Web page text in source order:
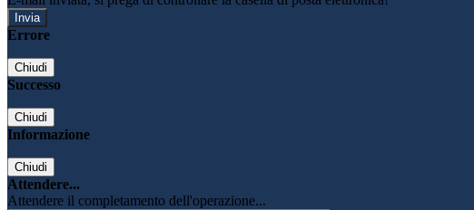
Errore
Chiudi
Successo
Chiudi
Informazione
Chiudi
Attendere...
Attendere il completamento dell'operazione...